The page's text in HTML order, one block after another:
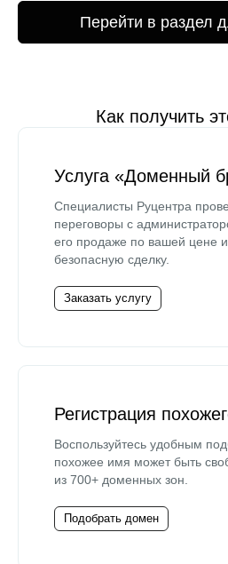
Перейти в раздел
Как получить
Услуга «Доменный
Специалисты Руцентра
переговоры с
его продаже по вашей цене
безопасную сделку.
Заказать услугу
Регистрация
Воспользуйтесь удобным
похожее имя может быть
из 700+ доменных зон.
Подобрать домен